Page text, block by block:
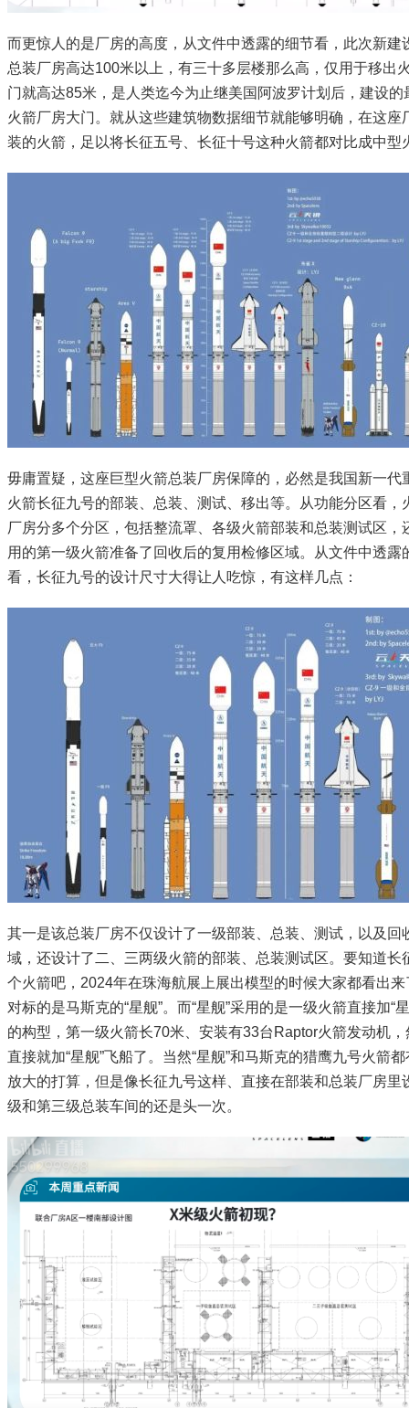
而更惊人的是厂房的高度，从文件中透露的细节看，此次新建
总装厂房高达100米以上，有三十多层楼那么高，仅用于移出
门就高达85米，是人类迄今为止继美国阿波罗计划后，建设的
火箭厂房大门。就从这些建筑物数据细节就能够明确，在这座
装的火箭，足以将长征五号、长征十号这种火箭都对比成中型
毋庸置疑，这座巨型火箭总装厂房保障的，必然是我国新一代
火箭长征九号的部装、总装、测试、移出等。从功能分区看，
厂房分多个分区，包括整流罩、各级火箭部装和总装测试区，
用的第一级火箭准备了回收后的复用检修区域。从文件中透露
看，长征九号的设计尺寸大得让人吃惊，有这样几点：
其一是该总装厂房不仅设计了一级部装、总装、测试，以及回
域，还设计了二、三两级火箭的部装、总装测试区。要知道长
个火箭吧，2024年在珠海航展上展出模型的时候大家都看出来
对标的是马斯克的“星舰”。而“星舰”采用的是一级火箭直接加“
的构型，第一级火箭长70米、安装有33台Raptor火箭发动机
直接就加“星舰”飞船了。当然“星舰”和马斯克的猎鹰九号火箭
放大的打算，但是像长征九号这样、直接在部装和总装厂房里
级和第三级总装车间的还是头一次。